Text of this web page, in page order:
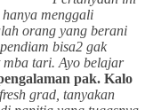
menggali
orang yang berani
bisa2 gak
tari. Ayo belajar
pak. Kalo
grad, tanyakan